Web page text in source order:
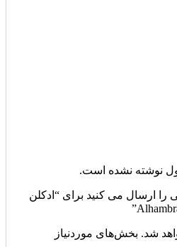
نوشته نشده است.
را ارسال می کنید برای “ادکلن
شد. بخش‌های موردنیاز